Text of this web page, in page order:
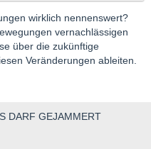
wirklich nennenswert?
vernachlässigen
über die zukünftige
Veränderungen ableiten.
DARF GEJAMMERT